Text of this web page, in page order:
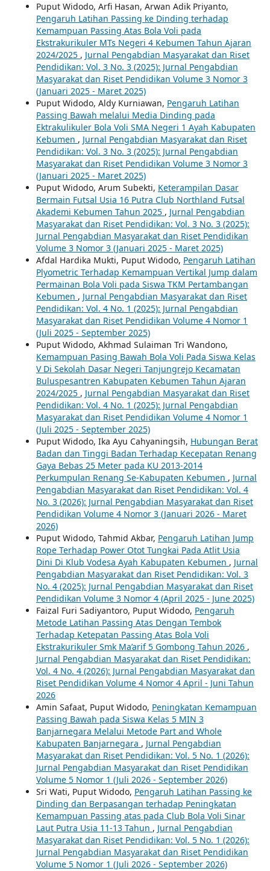
Puput Widodo, Arfi Hasan, Arwan Adik Priyanto,
Pengaruh Latihan Passing ke Dinding terhadap
Kemampuan Passing Atas Bola Voli pada
Ekstrakurikuler MTs Negeri 4 Kebumen Tahun Ajaran
2024/2025 , Jurnal Pengabdian Masyarakat dan Riset
Pendidikan: Vol. 3 No. 3 (2025): Jurnal Pengabdian
Masyarakat dan Riset Pendidikan Volume 3 Nomor 3
(Januari 2025 - Maret 2025)
Puput Widodo, Aldy Kurniawan, Pengaruh Latihan
Passing Bawah melalui Media Dinding pada
Ektrakulikuler Bola Voli SMA Negeri 1 Ayah Kabupaten
Kebumen , Jurnal Pengabdian Masyarakat dan Riset
Pendidikan: Vol. 3 No. 3 (2025): Jurnal Pengabdian
Masyarakat dan Riset Pendidikan Volume 3 Nomor 3
(Januari 2025 - Maret 2025)
Puput Widodo, Arum Subekti, Keterampilan Dasar
Bermain Futsal Usia 16 Putra Club Northland Futsal
Akademi Kebumen Tahun 2025 , Jurnal Pengabdian
Masyarakat dan Riset Pendidikan: Vol. 3 No. 3 (2025):
Jurnal Pengabdian Masyarakat dan Riset Pendidikan
Volume 3 Nomor 3 (Januari 2025 - Maret 2025)
Afdal Hardika Mukti, Puput Widodo, Pengaruh Latihan
Plyometric Terhadap Kemampuan Vertikal Jump dalam
Permainan Bola Voli pada Siswa TKM Pertambangan
Kebumen , Jurnal Pengabdian Masyarakat dan Riset
Pendidikan: Vol. 4 No. 1 (2025): Jurnal Pengabdian
Masyarakat dan Riset Pendidikan Volume 4 Nomor 1
(Juli 2025 - September 2025)
Puput Widodo, Akhmad Sulaiman Tri Wandono,
Kemampuan Pasing Bawah Bola Voli Pada Siswa Kelas
V Di Sekolah Dasar Negeri Tanjungrejo Kecamatan
Buluspesantren Kabupaten Kebumen Tahun Ajaran
2024/2025 , Jurnal Pengabdian Masyarakat dan Riset
Pendidikan: Vol. 4 No. 1 (2025): Jurnal Pengabdian
Masyarakat dan Riset Pendidikan Volume 4 Nomor 1
(Juli 2025 - September 2025)
Puput Widodo, Ika Ayu Cahyaningsih, Hubungan Berat
Badan dan Tinggi Badan Terhadap Kecepatan Renang
Gaya Bebas 25 Meter pada KU 2013-2014
Perkumpulan Renang Se-Kabupaten Kebumen , Jurnal
Pengabdian Masyarakat dan Riset Pendidikan: Vol. 4
No. 3 (2026): Jurnal Pengabdian Masyarakat dan Riset
Pendidikan Volume 4 Nomor 3 (Januari 2026 - Maret
2026)
Puput Widodo, Tahmid Akbar, Pengaruh Latihan Jump
Rope Terhadap Power Otot Tungkai Pada Atlit Usia
Dini Di Klub Vodesa Ayah Kabupaten Kebumen , Jurnal
Pengabdian Masyarakat dan Riset Pendidikan: Vol. 3
No. 4 (2025): Jurnal Pengabdian Masyarakat dan Riset
Pendidikan Volume 3 Nomor 4 (April 2025 - June 2025)
Faizal Furi Sadiyantoro, Puput Widodo, Pengaruh
Metode Latihan Passing Atas Dengan Tembok
Terhadap Ketepatan Passing Atas Bola Voli
Ekstrakurikuler Smk Ma’arif 5 Gombong Tahun 2026 ,
Jurnal Pengabdian Masyarakat dan Riset Pendidikan:
Vol. 4 No. 4 (2026): Jurnal Pengabdian Masyarakat dan
Riset Pendidikan Volume 4 Nomor 4 April - Juni Tahun
2026
Amin Safaat, Puput Widodo, Peningkatan Kemampuan
Passing Bawah pada Siswa Kelas 5 MIN 3
Banjarnegara Melalui Metode Part and Whole
Kabupaten Banjarnegara , Jurnal Pengabdian
Masyarakat dan Riset Pendidikan: Vol. 5 No. 1 (2026):
Jurnal Pengabdian Masyarakat dan Riset Pendidikan
Volume 5 Nomor 1 (Juli 2026 - September 2026)
Sri Wati, Puput Widodo, Pengaruh Latihan Passing ke
Dinding dan Berpasangan terhadap Peningkatan
Kemampuan Passing atas pada Club Bola Voli Sinar
Laut Putra Usia 11-13 Tahun , Jurnal Pengabdian
Masyarakat dan Riset Pendidikan: Vol. 5 No. 1 (2026):
Jurnal Pengabdian Masyarakat dan Riset Pendidikan
Volume 5 Nomor 1 (Juli 2026 - September 2026)